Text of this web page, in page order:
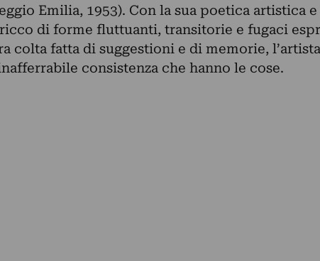
Emilia, 1953). Con la sua poetica artistica
di forme fluttuanti, transitorie e fugaci
colta fatta di suggestioni e di memorie,
consistenza che hanno le cose.